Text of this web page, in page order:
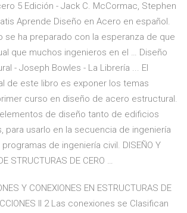
5 Edición - Jack C. McCormac, Stephen
Aprende Diseño en Acero en español.
se ha preparado con la esperanza de que
que muchos ingenieros en el … Diseño
- Joseph Bowles - La Librería ... El
de este libro es exponer los temas
curso en diseño de acero estructural.
de diseño tanto de edificios
para usarlo en la secuencia de ingeniería
de ingeniería civil. DISEÑO Y
STRUCTURAS DE CERO …
Y CONEXIONES EN ESTRUCTURAS DE
II 2 Las conexiones se Clasifican